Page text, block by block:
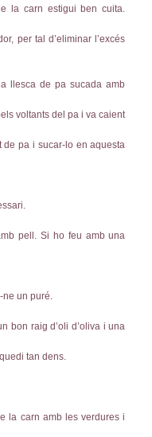
la carn estigui ben cuita.
per tal d’eliminar l’excés
llesca de pa sucada amb
voltants del pa i va caient
de pa i sucar-lo en aquesta
pell. Si ho feu amb una
un puré.
bon raig d’oli d’oliva i una
tan dens.
la carn amb les verdures i